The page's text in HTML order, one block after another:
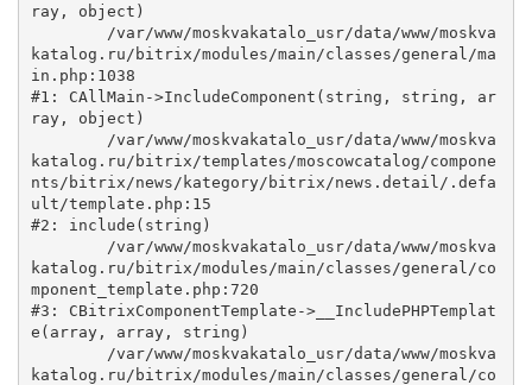
ray, object)
katalog.ru/bitrix/modules/main/classes/general/ma
in.php:1038
#1: CAllMain->IncludeComponent(string, string, ar
ray, object)
katalog.ru/bitrix/templates/moscowcatalog/compone
nts/bitrix/news/kategory/bitrix/news.detail/.defa
ult/template.php:15
#2: include(string)
katalog.ru/bitrix/modules/main/classes/general/co
mponent_template.php:720
#3: CBitrixComponentTemplate->__IncludePHPTemplat
e(array, array, string)
katalog.ru/bitrix/modules/main/classes/general/co